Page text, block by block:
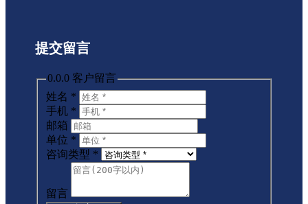
提交留言
0.0.0 客户留言
姓名 *
手机 *
邮箱
单位 *
咨询类型 *
留言